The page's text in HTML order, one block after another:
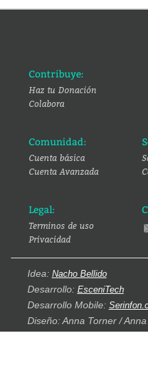
Contribuye:
Haz tu Donación
Colabora
Comunidad:
Cuenta básica
Cuenta Avanzada
Legal:
Terminos de uso
Privacidad
Idea: Nacho Bellido
Desarrollo: EsceniTech
Desarrollo Mobile:
Diseño: Anna Torner /